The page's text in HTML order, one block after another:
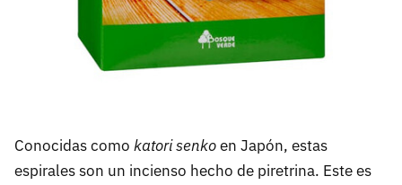
Conocidas como katori senkoen Japón, estas
espirales son un incienso hecho de piretrina. Este es